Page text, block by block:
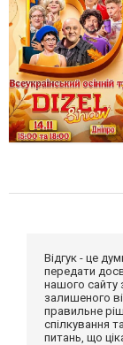
Відгук - це
передати
нашого сайту
залишеного
правильне
спілкування
питань, що